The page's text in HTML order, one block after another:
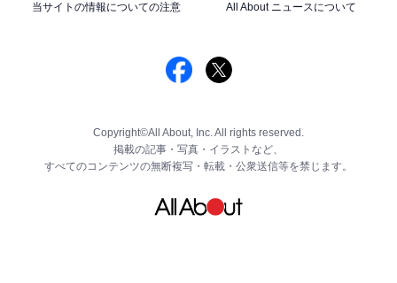
当サイトの情報についての注意
All About ニュースについて
Copyright©All About, Inc. All rights reserved.
掲載の記事・写真・イラストなど、
すべてのコンテンツの無断複写・転載・公衆送信等を禁じます。